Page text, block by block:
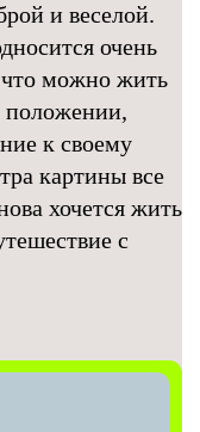
и веселой.
очень
что можно жить
к своему
картины все
хочется жить
с